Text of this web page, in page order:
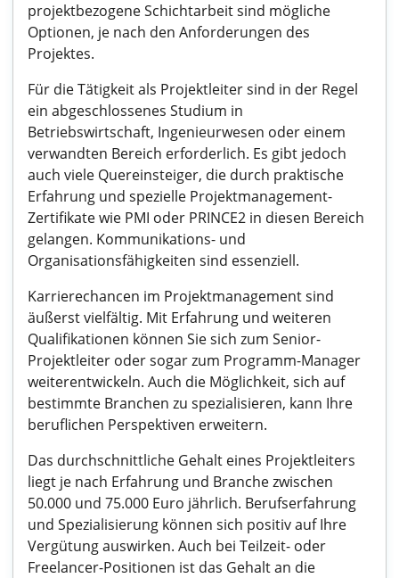
projektbezogene Schichtarbeit sind mögliche
Optionen, je nach den Anforderungen des
Projektes.
Für die Tätigkeit als Projektleiter sind in der Regel
ein abgeschlossenes Studium in
Betriebswirtschaft, Ingenieurwesen oder einem
verwandten Bereich erforderlich. Es gibt jedoch
auch viele Quereinsteiger, die durch praktische
Erfahrung und spezielle Projektmanagement-
Zertifikate wie PMI oder PRINCE2 in diesen Bereich
gelangen. Kommunikations- und
Organisationsfähigkeiten sind essenziell.
Karrierechancen im Projektmanagement sind
äußerst vielfältig. Mit Erfahrung und weiteren
Qualifikationen können Sie sich zum Senior-
Projektleiter oder sogar zum Programm-Manager
weiterentwickeln. Auch die Möglichkeit, sich auf
bestimmte Branchen zu spezialisieren, kann Ihre
beruflichen Perspektiven erweitern.
Das durchschnittliche Gehalt eines Projektleiters
liegt je nach Erfahrung und Branche zwischen
50.000 und 75.000 Euro jährlich. Berufserfahrung
und Spezialisierung können sich positiv auf Ihre
Vergütung auswirken. Auch bei Teilzeit- oder
Freelancer-Positionen ist das Gehalt an die